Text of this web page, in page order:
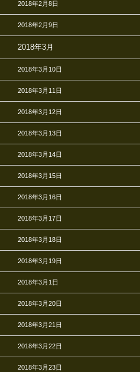
2018年2月8日
2018年2月9日
2018年3月
2018年3月10日
2018年3月11日
2018年3月12日
2018年3月13日
2018年3月14日
2018年3月15日
2018年3月16日
2018年3月17日
2018年3月18日
2018年3月19日
2018年3月1日
2018年3月20日
2018年3月21日
2018年3月22日
2018年3月23日